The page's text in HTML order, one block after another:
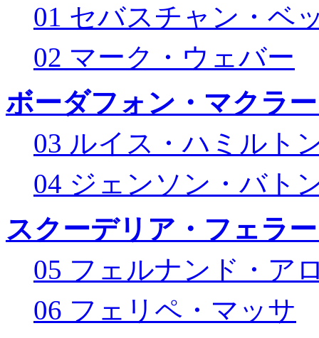
01 セバスチャン・ベ
02 マーク・ウェバー
ボーダフォン・マクラ
03 ルイス・ハミルト
04 ジェンソン・バト
スクーデリア・フェラ
05 フェルナンド・ア
06 フェリペ・マッサ